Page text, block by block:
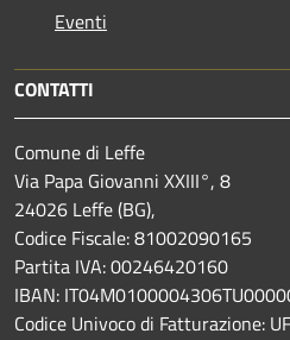
Eventi
CONTATTI
Comune di Leffe
Via Papa Giovanni XXIII°, 8
24026 Leffe (BG),
Codice Fiscale: 81002090165
Partita IVA: 00246420160
IBAN:
Codice Univoco di Fatturazione: